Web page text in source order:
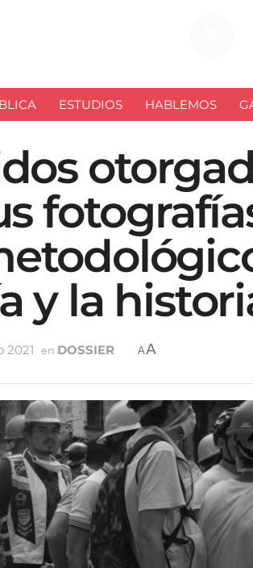
ESTUDIOS HABLEMOS
y la
2021 en DOSSIER AA